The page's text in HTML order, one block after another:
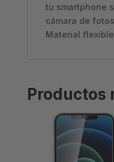
tu smartphone
cámara de
Material
Productos